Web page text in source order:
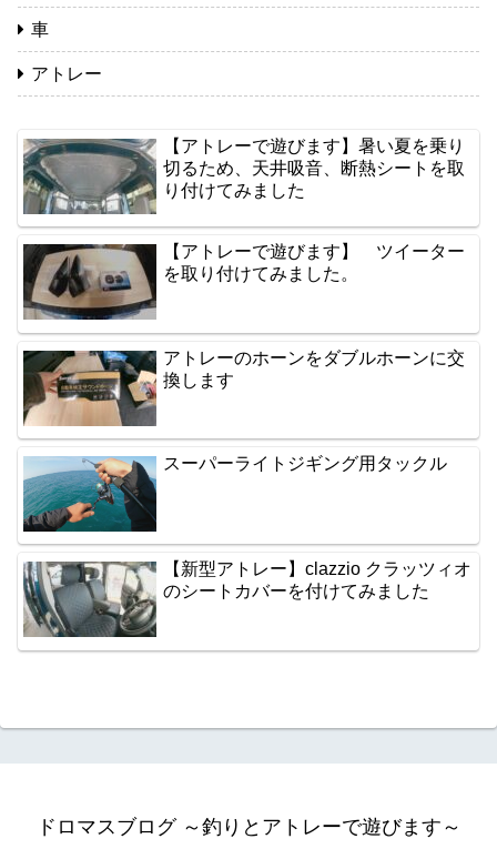
車
アトレー
【アトレーで遊びます】暑い夏を乗り
切るため、天井吸音、断熱シートを取
り付けてみました
【アトレーで遊びます】 ツイーター
を取り付けてみました。
アトレーのホーンをダブルホーンに交
換します
スーパーライトジギング用タックル
【新型アトレー】clazzio クラッツィオ
のシートカバーを付けてみました
ドロマスブログ ～釣りとアトレーで遊びます～